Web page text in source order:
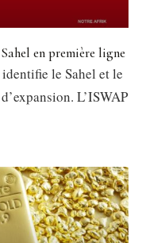
en première ligne
le Sahel et le
L’ISWAP